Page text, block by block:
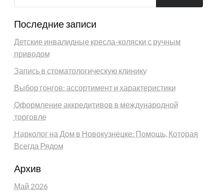
Последние записи
Детские инвалидные кресла-коляски с ручным
приводом
Запись в стоматологическую клинику
Выбор гонгов: ассортимент и характеристики
Оформление аккредитивов в международной
торговле
Нарколог на Дом в Новокузнецке: Помощь, Которая
Всегда Рядом
Архив
Май 2026